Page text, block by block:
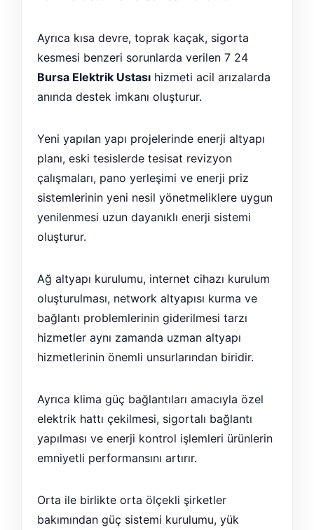
Ayrıca kısa devre, toprak kaçak, sigorta
kesmesi benzeri sorunlarda verilen 7 24
Bursa Elektrik Ustası hizmeti acil arızalarda
anında destek imkanı oluşturur.
Yeni yapılan yapı projelerinde enerji altyapı
planı, eski tesislerde tesisat revizyon
çalışmaları, pano yerleşimi ve enerji priz
sistemlerinin yeni nesil yönetmeliklere uygun
yenilenmesi uzun dayanıklı enerji sistemi
oluşturur.
Ağ altyapı kurulumu, internet cihazı kurulum
oluşturulması, network altyapısı kurma ve
bağlantı problemlerinin giderilmesi tarzı
hizmetler aynı zamanda uzman altyapı
hizmetlerinin önemli unsurlarından biridir.
Ayrıca klima güç bağlantıları amacıyla özel
elektrik hattı çekilmesi, sigortalı bağlantı
yapılması ve enerji kontrol işlemleri ürünlerin
emniyetli performansını artırır.
Orta ile birlikte orta ölçekli şirketler
bakımından güç sistemi kurulumu, yük